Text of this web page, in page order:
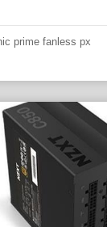
prime fanless px